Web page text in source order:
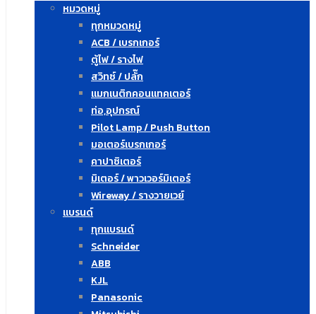
หมวดหมู่
ทุกหมวดหมู่
ACB / เบรกเกอร์
ตู้ไฟ / รางไฟ
สวิทซ์ / ปลั๊ก
แมกเนติกคอนแทคเตอร์
ท่อ,อุปกรณ์
Pilot Lamp / Push Button
มอเตอร์เบรกเกอร์
คาปาซิเตอร์
มิเตอร์ / พาวเวอร์มิเตอร์
Wireway / รางวายเวย์
แบรนด์
ทุกแบรนด์
Schneider
ABB
KJL
Panasonic